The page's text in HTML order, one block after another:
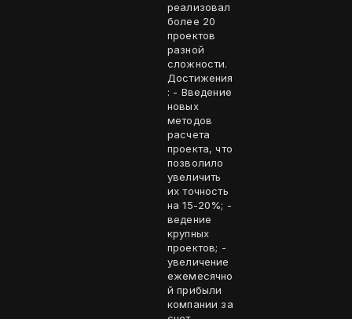
реализовал
более 20
проектов
разной
сложности.
Достижения
: - Введение
новых
методов
расчета
проекта, что
позволило
увеличить
их точность
на 15-20%; -
ведение
крупных
проектов; -
увеличение
ежемесячно
й прибыли
компании за